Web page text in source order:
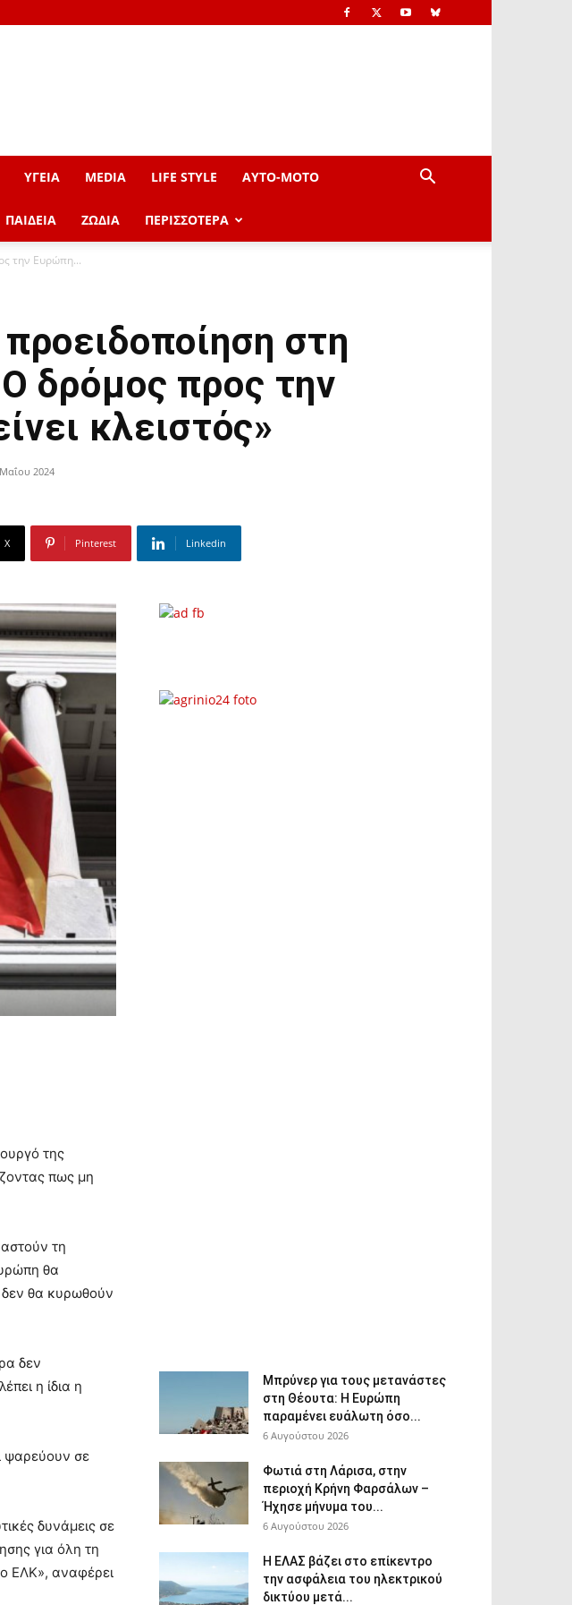
ΥΓΕΙΑ MEDIA LIFE STYLE AYTO-ΜOTO
ΠΑΙΔΕΙΑ ΖΩΔΙΑ ΠΕΡΙΣΣΟΤΕΡΑ
την Ευρώπη...
στη
δρόμος προς την
κλειστός»
2024
X Pinterest Linkedin
της
πως μη
τη
θα
δεν θα κυρωθούν
δεν
η ίδια η
ψαρεύουν σε
δυνάμεις σε
για όλη τη
ΕΛΚ», αναφέρει
Μπρύνερ για τους μετανάστες
στη Θέουτα: Η Ευρώπη
παραμένει ευάλωτη όσο...
6 Αυγούστου 2026
Φωτιά στη Λάρισα, στην
περιοχή Κρήνη Φαρσάλων –
Ήχησε μήνυμα του...
6 Αυγούστου 2026
Η ΕΛΑΣ βάζει στο επίκεντρο
την ασφάλεια του ηλεκτρικού
δικτύου μετά...